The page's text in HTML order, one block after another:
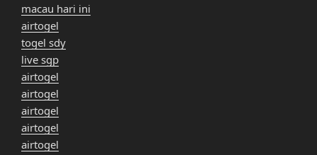
macau hari ini
airtogel
togel sdy
live sgp
airtogel
airtogel
airtogel
airtogel
airtogel